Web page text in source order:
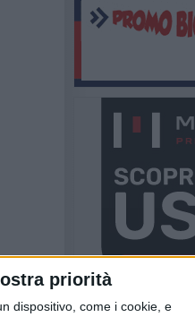
priorità
dispositivo, come i cookie, e